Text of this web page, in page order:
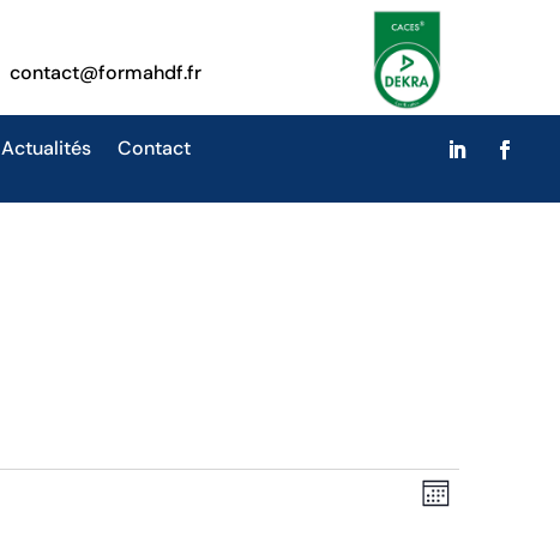
contact@formahdf.fr
Actualités
Contact
de
Mois